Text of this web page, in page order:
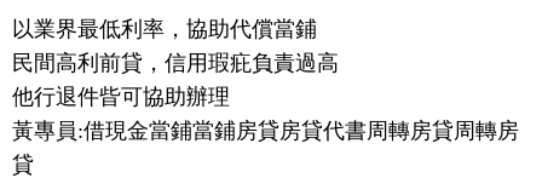
以業界最低利率，協助代償當鋪
民間高利前貸，信用瑕疪負責過高
他行退件㫮可協助辦理
黃專員:借現金當鋪當鋪房貸房貸代書周轉房貸周轉房
貸